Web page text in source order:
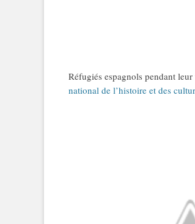
Réfugiés espagnols pendant
national de l’histoire et des